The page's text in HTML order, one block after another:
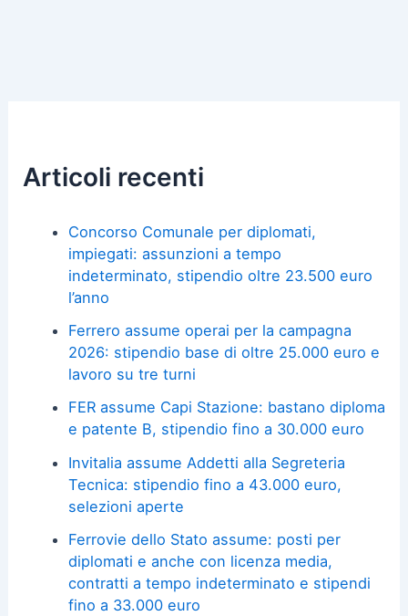
Articoli recenti
Concorso Comunale per diplomati,
impiegati: assunzioni a tempo
indeterminato, stipendio oltre 23.500 euro
l’anno
Ferrero assume operai per la campagna
2026: stipendio base di oltre 25.000 euro e
lavoro su tre turni
FER assume Capi Stazione: bastano diploma
e patente B, stipendio fino a 30.000 euro
Invitalia assume Addetti alla Segreteria
Tecnica: stipendio fino a 43.000 euro,
selezioni aperte
Ferrovie dello Stato assume: posti per
diplomati e anche con licenza media,
contratti a tempo indeterminato e stipendi
fino a 33.000 euro